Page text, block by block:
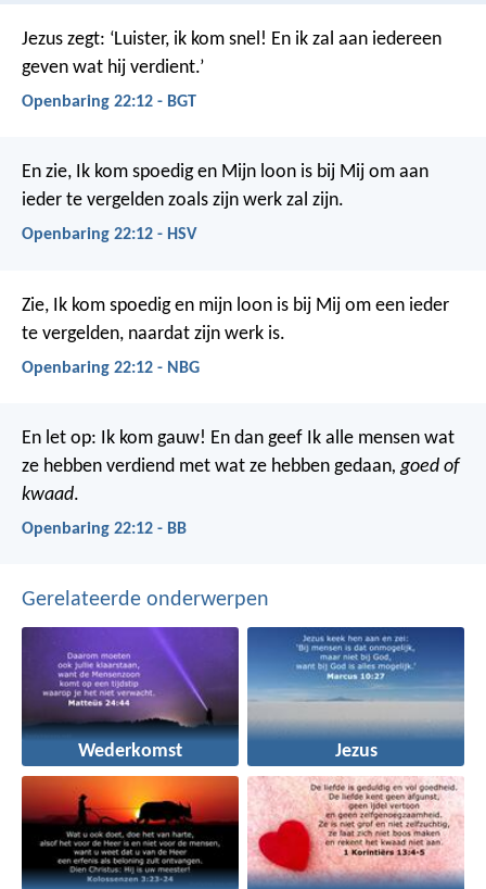
Jezus zegt: ‘Luister, ik kom snel! En ik zal aan iedereen
geven wat hij verdient.’
Openbaring 22:12 - BGT
En zie, Ik kom spoedig en Mijn loon is bij Mij om aan
ieder te vergelden zoals zijn werk zal zijn.
Openbaring 22:12 - HSV
Zie, Ik kom spoedig en mijn loon is bij Mij om een ieder
te vergelden, naardat zijn werk is.
Openbaring 22:12 - NBG
En let op: Ik kom gauw! En dan geef Ik alle mensen wat
ze hebben verdiend met wat ze hebben gedaan, goed of
kwaad.
Openbaring 22:12 - BB
Gerelateerde onderwerpen
Wederkomst Jezus